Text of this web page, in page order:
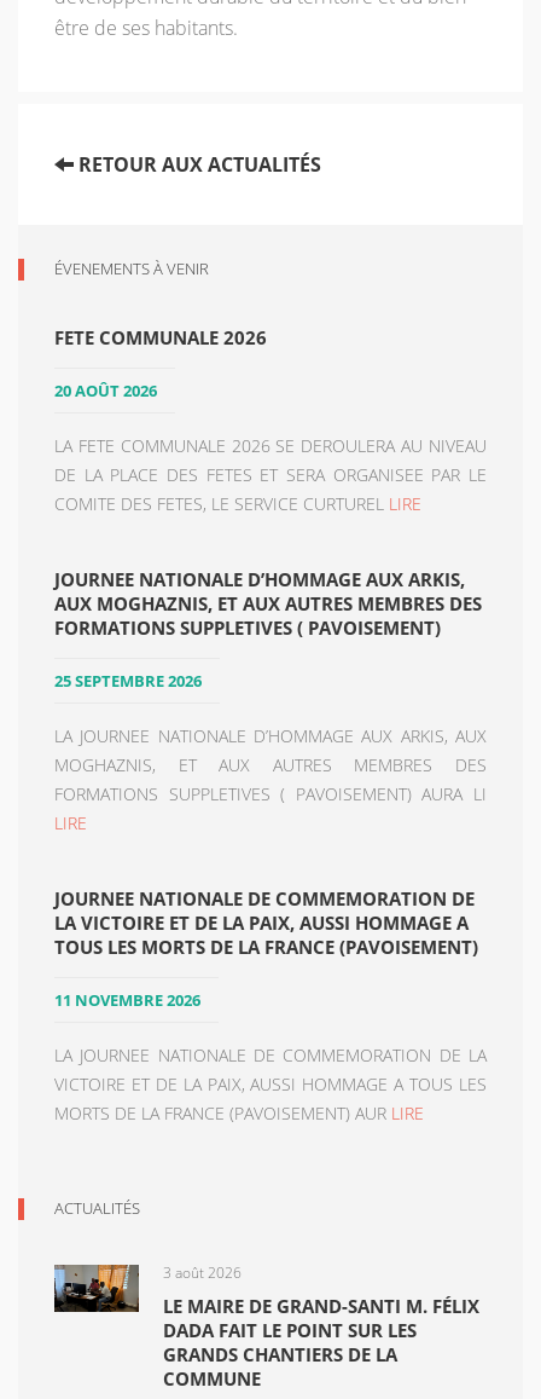
être de ses habitants.
RETOUR AUX ACTUALITÉS
ÉVENEMENTS À VENIR
FETE COMMUNALE 2026
20 AOÛT 2026
LA FETE COMMUNALE 2026 SE DEROULERA AU NIVEAU
DE LA PLACE DES FETES ET SERA ORGANISEE PAR LE
COMITE DES FETES, LE SERVICE CURTUREL LIRE
JOURNEE NATIONALE D’HOMMAGE AUX ARKIS,
AUX MOGHAZNIS, ET AUX AUTRES MEMBRES DES
FORMATIONS SUPPLETIVES ( PAVOISEMENT)
25 SEPTEMBRE 2026
LA JOURNEE NATIONALE D’HOMMAGE AUX ARKIS, AUX
MOGHAZNIS, ET AUX AUTRES MEMBRES DES
FORMATIONS SUPPLETIVES ( PAVOISEMENT) AURA LI
LIRE
JOURNEE NATIONALE DE COMMEMORATION DE
LA VICTOIRE ET DE LA PAIX, AUSSI HOMMAGE A
TOUS LES MORTS DE LA FRANCE (PAVOISEMENT)
11 NOVEMBRE 2026
LA JOURNEE NATIONALE DE COMMEMORATION DE LA
VICTOIRE ET DE LA PAIX, AUSSI HOMMAGE A TOUS LES
MORTS DE LA FRANCE (PAVOISEMENT) AUR LIRE
ACTUALITÉS
3 août 2026
LE MAIRE DE GRAND-SANTI M. FÉLIX
DADA FAIT LE POINT SUR LES
GRANDS CHANTIERS DE LA
COMMUNE